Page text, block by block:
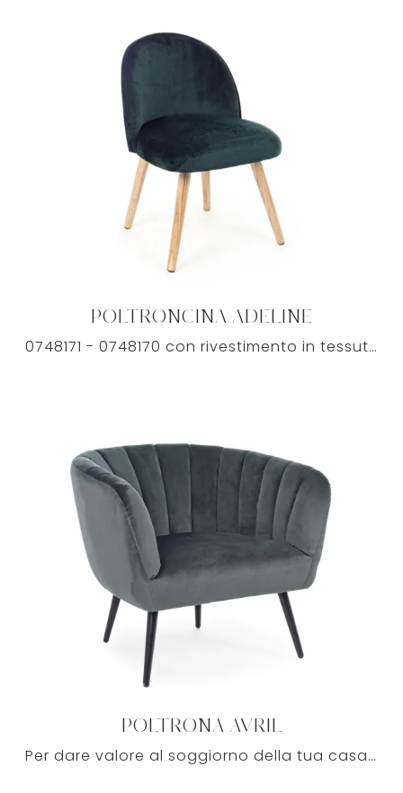
POLTRONCINA ADELINE
0748171 - 0748170 con rivestimento in tessuto: diventerà presenza caratterizzante del tuo soggiorno, grazie a linee ben studiate, morbida ...
POLTRONA AVRIL
Per dare valore al soggiorno della tua casa con funzionalità e stile, eccoti uno dei modelli più originali di poltrone lineari in tessuto Bizzotto. ...